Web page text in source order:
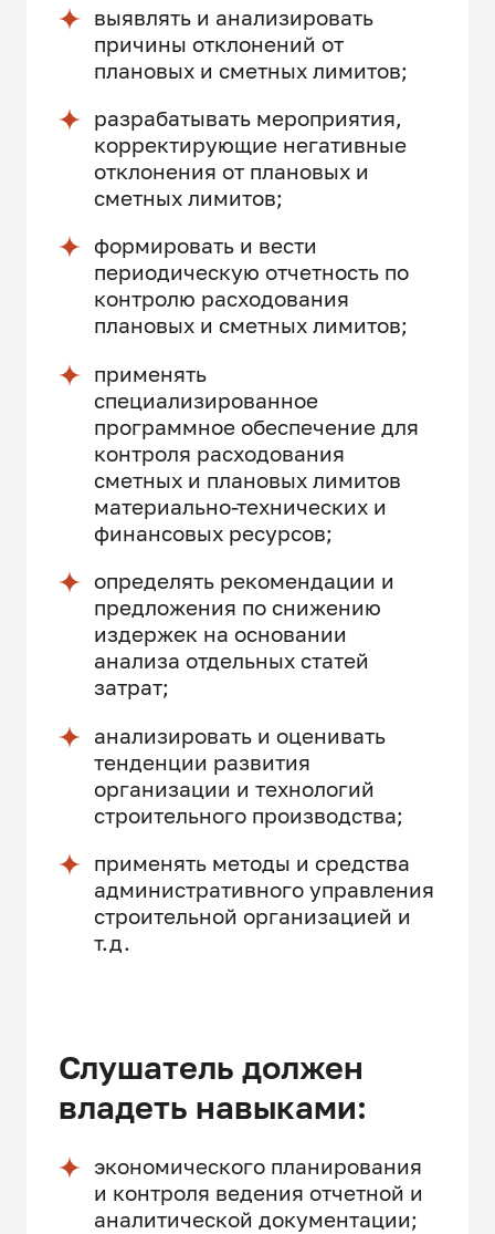
выявлять и анализировать
причины отклонений от
плановых и сметных лимитов;
разрабатывать мероприятия,
корректирующие негативные
отклонения от плановых и
сметных лимитов;
формировать и вести
периодическую отчетность по
контролю расходования
плановых и сметных лимитов;
применять
специализированное
программное обеспечение для
контроля расходования
сметных и плановых лимитов
материально-технических и
финансовых ресурсов;
определять рекомендации и
предложения по снижению
издержек на основании
анализа отдельных статей
затрат;
анализировать и оценивать
тенденции развития
организации и технологий
строительного производства;
применять методы и средства
административного управления
строительной организацией и
т.д.
Слушатель должен
владеть навыками:
экономического планирования
и контроля ведения отчетной и
аналитической документации;